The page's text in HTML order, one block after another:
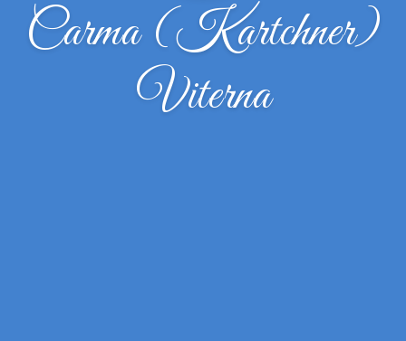
Carma (Kartchner)
Viterna